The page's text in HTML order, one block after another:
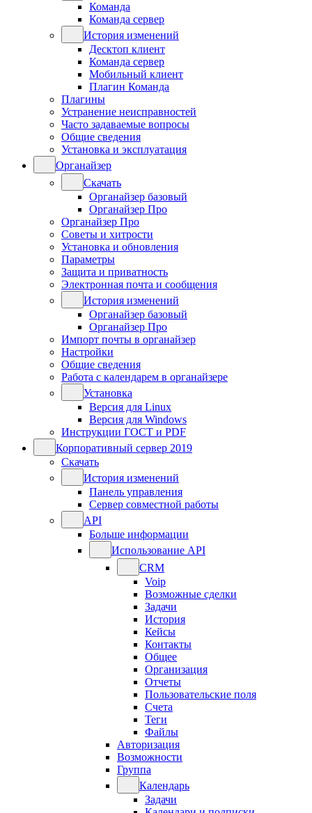
Команда
Команда сервер
История изменений
Десктоп клиент
Команда сервер
Мобильный клиент
Плагин Команда
Плагины
Устранение неисправностей
Часто задаваемые вопросы
Общие сведения
Установка и эксплуатация
Органайзер
Скачать
Органайзер базовый
Органайзер Про
Органайзер Про
Советы и хитрости
Установка и обновления
Параметры
Защита и приватность
Электронная почта и сообщения
История изменений
Органайзер базовый
Органайзер Про
Импорт почты в органайзер
Настройки
Общие сведения
Работа с календарем в органайзере
Установка
Версия для Linux
Версия для Windows
Инструкции ГОСТ и PDF
Корпоративный сервер 2019
Скачать
История изменений
Панель управления
Сервер совместной работы
API
Больше информации
Использование API
CRM
Voip
Возможные сделки
Задачи
История
Кейсы
Контакты
Общее
Организация
Отчеты
Пользовательские поля
Счета
Теги
Файлы
Авторизация
Возможности
Группа
Календарь
Задачи